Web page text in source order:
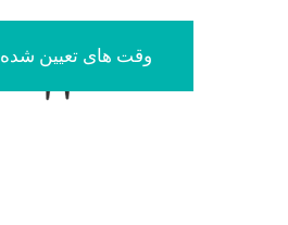
وقت های تعیین شده